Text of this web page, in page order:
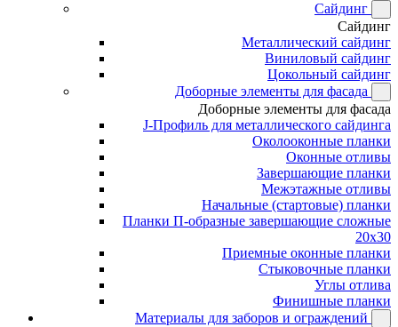
Сайдинг
Сайдинг
Металлический сайдинг
Виниловый сайдинг
Цокольный сайдинг
Доборные элементы для фасада
Доборные элементы для фасада
J-Профиль для металлического сайдинга
Околооконные планки
Оконные отливы
Завершающие планки
Межэтажные отливы
Начальные (стартовые) планки
Планки П-образные завершающие сложные
20x30
Приемные оконные планки
Стыковочные планки
Углы отлива
Финишные планки
Материалы для заборов и ограждений